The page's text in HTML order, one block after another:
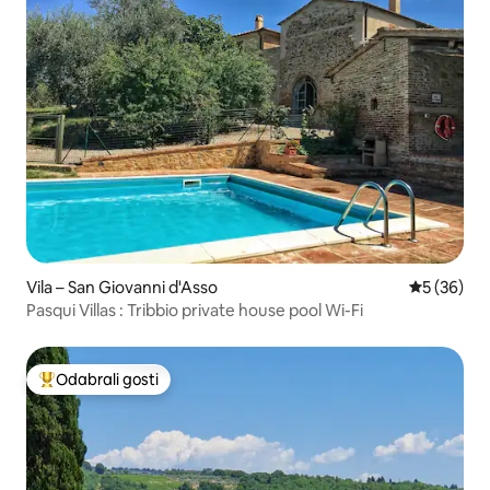
Vila – San Giovanni d'Asso Prosječna
5 (36)
Pasqui Villas : Tribbio private house pool Wi-Fi
Među najviše rangiranima s oznakom „Odabrali gosti”
Odabrali gosti